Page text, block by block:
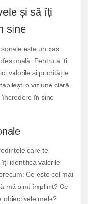
și să îți
sine
este un pas
Pentru a îți
valorile și prioritățile
o viziune clară
încredere în sine
care te
identifica valorile
Ce este cel mai
mă simt împlinit? Ce
obiectivele mele?